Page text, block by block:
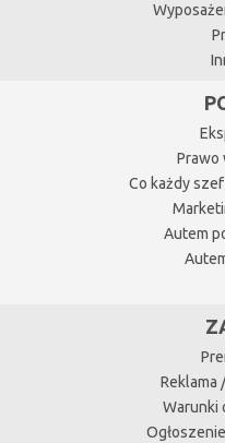
Prawo
Co każdy
Autem
Reklama
Warunki